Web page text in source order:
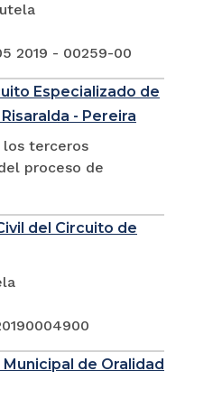
2019 - 00259-00
Especializado de
- Pereira
terceros
proceso de
del Circuito de
de Oralidad